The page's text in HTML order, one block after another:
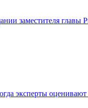
заместителя
эксперты